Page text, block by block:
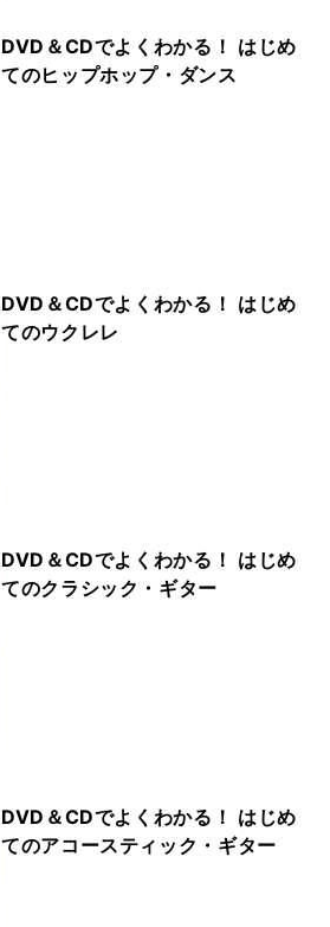
DVD＆CDでよくわかる！ はじめ
てのヒップホップ・ダンス
DVD＆CDでよくわかる！ はじめ
てのウクレレ
DVD＆CDでよくわかる！ はじめ
てのクラシック・ギター
DVD＆CDでよくわかる！ はじめ
てのアコースティック・ギター